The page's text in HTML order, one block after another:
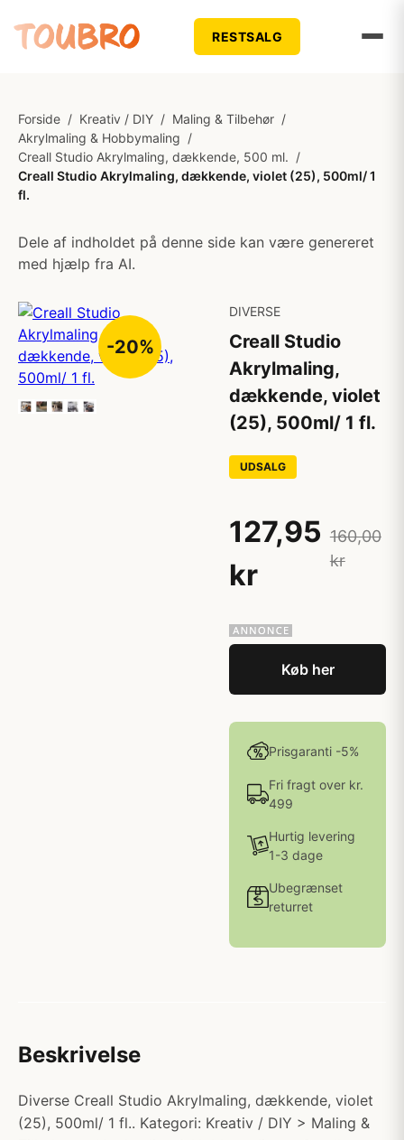
RESTSALG
Forside / Kreativ / DIY / Maling & Tilbehør /
Akrylmaling & Hobbymaling /
Creall Studio Akrylmaling, dækkende, 500 ml. /
Creall Studio Akrylmaling, dækkende, violet (25), 500ml/ 1
fl.
Dele af indholdet på denne side kan være genereret
med hjælp fra AI.
-20%
DIVERSE
Creall Studio
Akrylmaling,
dækkende, violet
(25), 500ml/ 1 fl.
UDSALG
127,95
kr
160,00
kr
Køb her
Prisgaranti -5%
Fri fragt over kr.
499
Hurtig levering
1-3 dage
Ubegrænset
returret
Beskrivelse
Diverse Creall Studio Akrylmaling, dækkende, violet
(25), 500ml/ 1 fl.. Kategori: Kreativ / DIY > Maling &